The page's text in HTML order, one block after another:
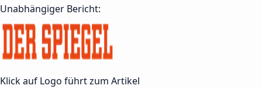
Unabhängiger Bericht:
Klick auf Logo führt zum Artikel